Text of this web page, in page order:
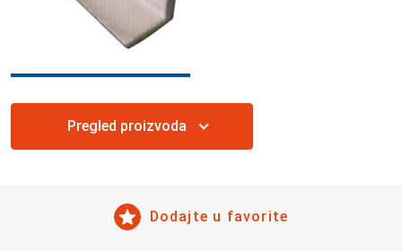
Pregled proizvoda
Dodajte u favorite